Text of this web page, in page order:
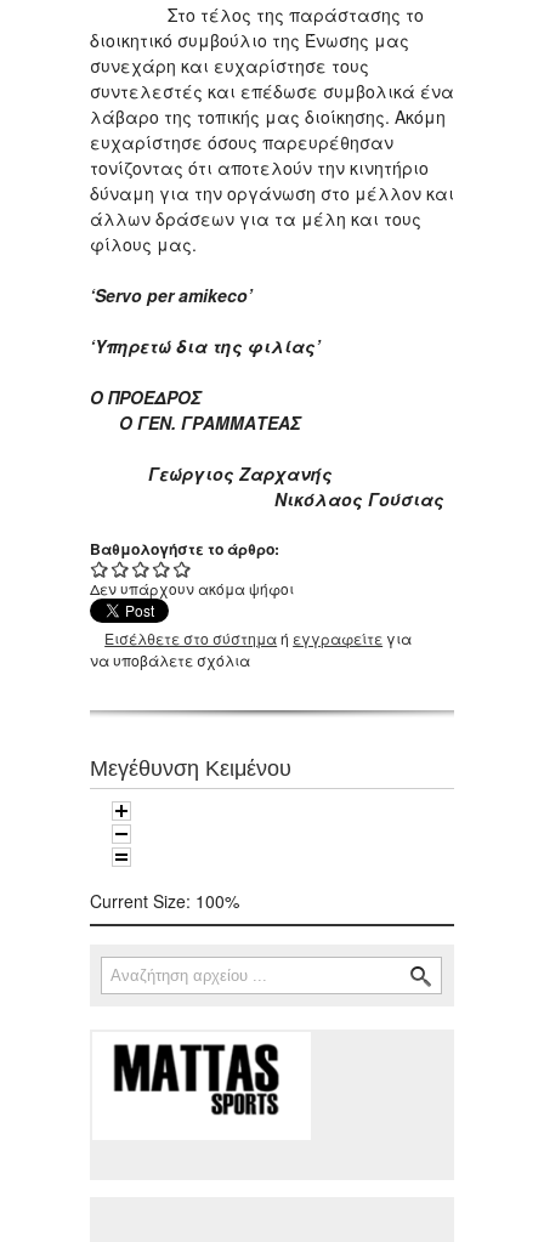
Στο τέλος της παράστασης το
διοικητικό συμβούλιο της Ένωσης μας
συνεχάρη και ευχαρίστησε τους
συντελεστές και επέδωσε συμβολικά ένα
λάβαρο της τοπικής μας διοίκησης. Ακόμη
ευχαρίστησε όσους παρευρέθησαν
τονίζοντας ότι αποτελούν την κινητήριο
δύναμη για την οργάνωση στο μέλλον και
άλλων δράσεων για τα μέλη και τους
φίλους μας.
‘Servo per amikeco’
‘Υπηρετώ δια της φιλίας’
Ο ΠΡΟΕΔΡΟΣ
Ο ΓΕΝ. ΓΡΑΜΜΑΤΕΑΣ
Γεώργιος Ζαρχανής
Νικόλαος Γούσιας
Βαθμολογήστε το άρθρο:
Δεν υπάρχουν ακόμα ψήφοι
Εισέλθετε στο σύστημαή εγγραφείτε για
να υποβάλετε σχόλια
Μεγέθυνση Κειμένου
Current Size: 100%
Φόρμα αναζήτησης
Αναζήτηση